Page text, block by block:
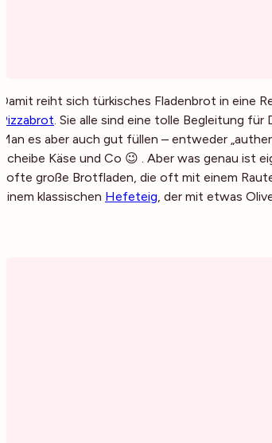
Damit reiht sich türkisches Fladenbrot in eine
Pizzabrot. Sie alle sind eine tolle Begleitung für
Man es aber auch gut füllen – entweder
Scheibe Käse und Co 😉 . Aber was genau ist
softe große Brotfladen, die oft mit einem
einem klassischen Hefeteig, der mit etwas